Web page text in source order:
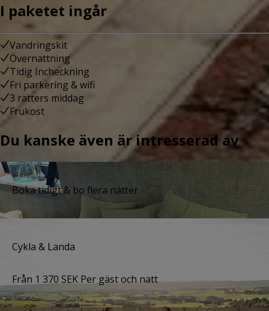
I paketet ingår
Vandringskit
Övernattning
Tidig Incheckning
Fri parkering & wifi
3 rätters middag
Frukost
Du kanske även är intresserad av
Boka tidigt & bo flera nätter
Cykla & Landa
Från 1 370 SEK Per gäst och natt